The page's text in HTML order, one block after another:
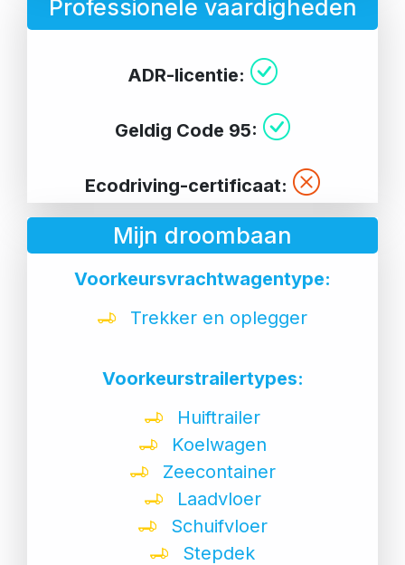
Professionele vaardigheden
ADR-licentie:
Geldig Code 95:
Ecodriving-certificaat:
Mijn droombaan
Voorkeursvrachtwagentype:
Trekker en oplegger
Voorkeurstrailertypes:
Huiftrailer
Koelwagen
Zeecontainer
Laadvloer
Schuifvloer
Stepdek